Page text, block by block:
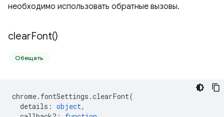
необходимо использовать обратные вызовы.
clearFont()
Обещать
chrome. fontSettings .clearFont(
details : object,